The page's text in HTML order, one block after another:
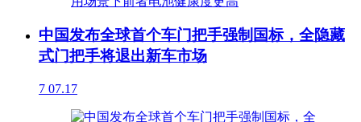
中国发布全球首个车门把手强制国标，全隐藏
式门把手将退出新车市场
7 07.17